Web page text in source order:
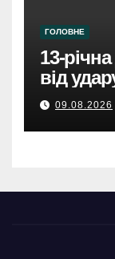
ГОЛОВНЕ
13-
від
09.08.2026